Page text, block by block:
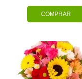
COMPRAR